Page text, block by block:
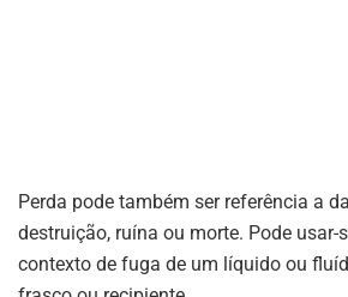
Perda pode também ser referência a
destruição, ruína ou morte. Pode usar-
contexto de fuga de um líquido ou